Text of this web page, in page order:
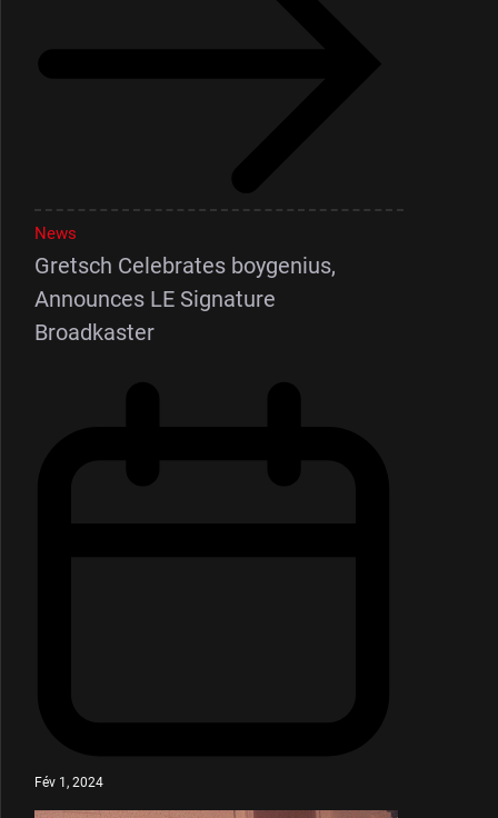
News
Gretsch Celebrates boygenius,
Announces LE Signature
Broadkaster
Fév 1, 2024